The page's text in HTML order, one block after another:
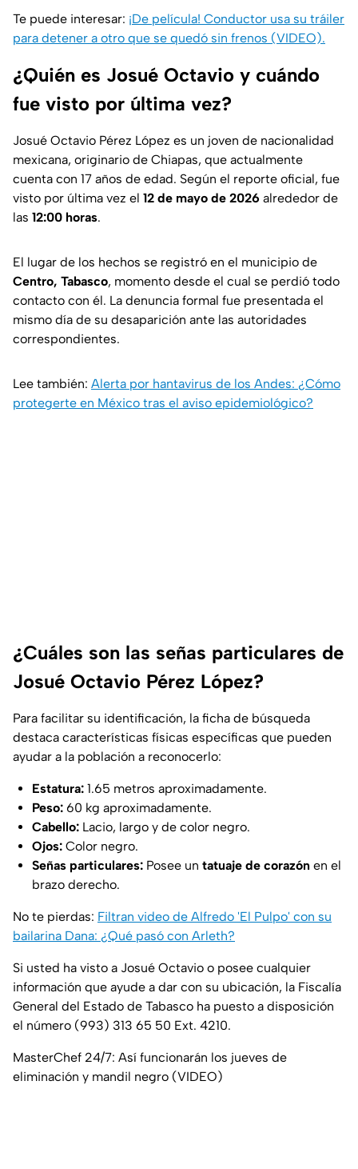
Te puede interesar: ¡De película! Conductor usa su tráiler
para detener a otro que se quedó sin frenos (VIDEO).
¿Quién es Josué Octavio y cuándo
fue visto por última vez?
Josué Octavio Pérez López es un joven de nacionalidad
mexicana, originario de Chiapas, que actualmente
cuenta con 17 años de edad. Según el reporte oficial, fue
visto por última vez el 12 de mayo de 2026 alrededor de
las 12:00 horas.
El lugar de los hechos se registró en el municipio de
Centro, Tabasco, momento desde el cual se perdió todo
contacto con él. La denuncia formal fue presentada el
mismo día de su desaparición ante las autoridades
correspondientes.
Lee también: Alerta por hantavirus de los Andes: ¿Cómo
protegerte en México tras el aviso epidemiológico?
¿Cuáles son las señas particulares de
Josué Octavio Pérez López?
Para facilitar su identificación, la ficha de búsqueda
destaca características físicas específicas que pueden
ayudar a la población a reconocerlo:
Estatura: 1.65 metros aproximadamente.
Peso: 60 kg aproximadamente.
Cabello: Lacio, largo y de color negro.
Ojos: Color negro.
Señas particulares: Posee un tatuaje de corazón en el
brazo derecho.
No te pierdas: Filtran video de Alfredo 'El Pulpo' con su
bailarina Dana: ¿Qué pasó con Arleth?
Si usted ha visto a Josué Octavio o posee cualquier
información que ayude a dar con su ubicación, la Fiscalía
General del Estado de Tabasco ha puesto a disposición
el número (993) 313 65 50 Ext. 4210.
MasterChef 24/7: Así funcionarán los jueves de
eliminación y mandil negro (VIDEO)